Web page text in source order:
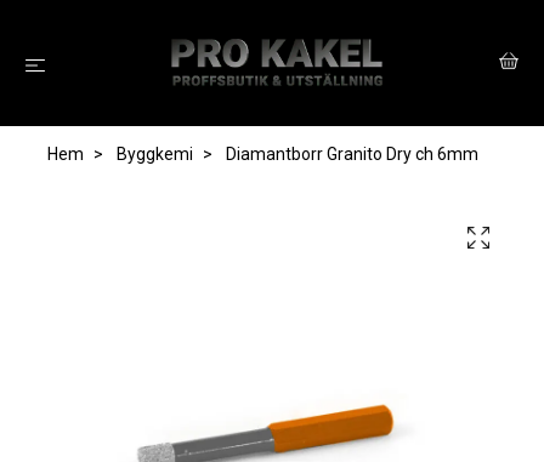
Hem Byggkemi Diamantborr Granito Dry ch 6mm